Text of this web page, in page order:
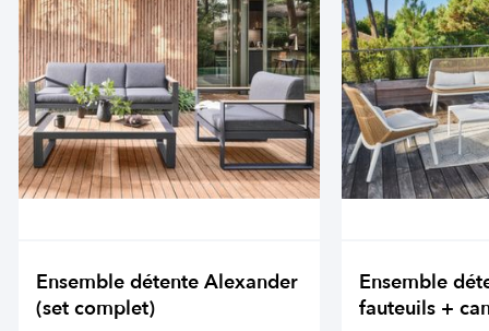
Ensemble détente Alexander
(set complet)
Ensemble
fauteuils +